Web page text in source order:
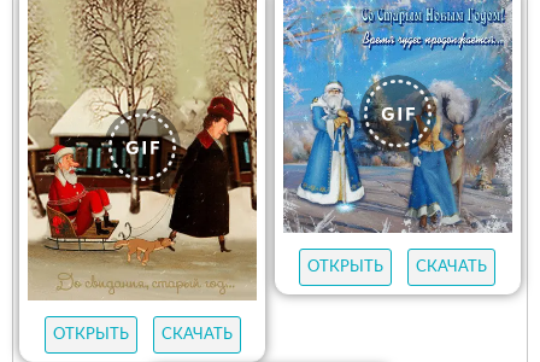
ОТКРЫТЬ СКАЧАТЬ
ОТКРЫТЬ СКАЧАТЬ